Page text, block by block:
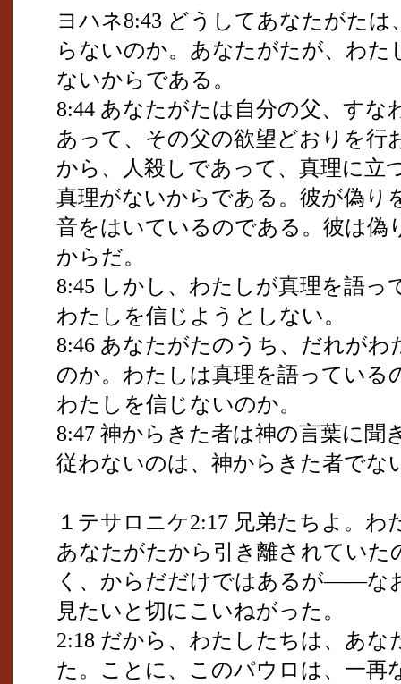
ヨハネ8:43 どうしてあなたがた
らないのか。あなたがたが、わ
ないからである。
8:44 あなたがたは自分の父、すな
あって、その父の欲望どおりを行
から、人殺しであって、真理に立
真理がないからである。彼が偽り
音をはいているのである。彼は偽
からだ。
8:45 しかし、わたしが真理を語
わたしを信じようとしない。
8:46 あなたがたのうち、だれが
のか。わたしは真理を語っている
わたしを信じないのか。
8:47 神からきた者は神の言葉に聞
従わないのは、神からきた者でな
１テサロニケ2:17 兄弟たちよ。
あなたがたから引き離されてい
く、からだだけではあるが――な
見たいと切にこいねがった。
2:18 だから、わたしたちは、あ
た。ことに、このパウロは、一再